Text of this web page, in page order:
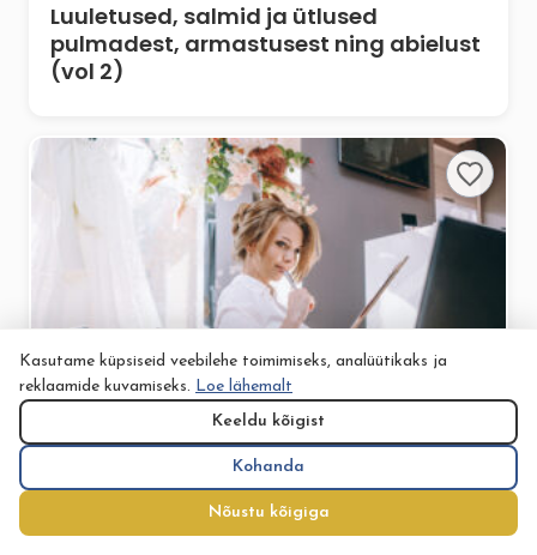
Luuletused, salmid ja ütlused
pulmadest, armastusest ning abielust
(vol 2)
IDEED PULMADEKS
Pulmakorraldaja – kas kallis lõbu või
Kasutame küpsiseid veebilehe toimimiseks, analüütikaks ja
reklaamide kuvamiseks. Loe lähemalt
Keeldu kõigist
Kohanda
Nõustu kõigiga